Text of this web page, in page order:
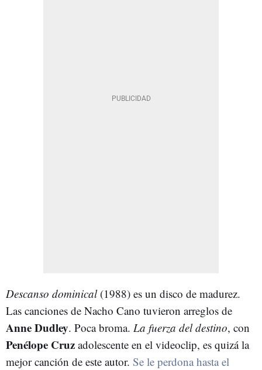
Descanso dominical(1988) es un disco de madurez.
Las canciones de Nacho Cano tuvieron arreglos de
Anne Dudley. Poca broma. La fuerza del destino, con
Penélope Cruz adolescente en el videoclip, es quizá la
mejor canción de este autor. Se le perdona hasta el